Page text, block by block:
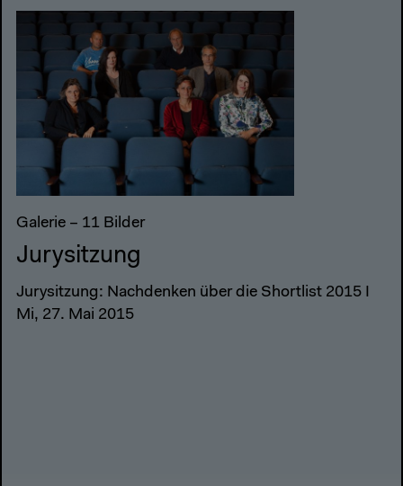
Galerie – 11 Bilder
Jurysitzung
Jurysitzung: Nachdenken über die Shortlist 2015 I
Mi, 27. Mai 2015